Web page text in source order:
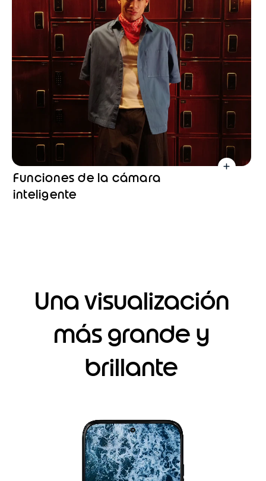
Funciones de la cámara
inteligente
Una visualización
más grande y
brillante